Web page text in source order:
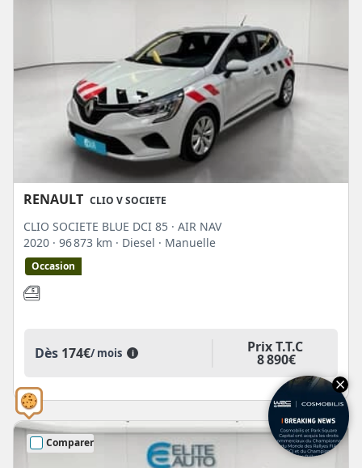
RENAULT CLIO V SOCIETE
CLIO SOCIETE BLUE DCI 85 · AIR NAV
2020 · 96 873 km · Diesel · Manuelle
Occasion
Dès 174€/ mois i Prix T.T.C
8 890€
Comparer